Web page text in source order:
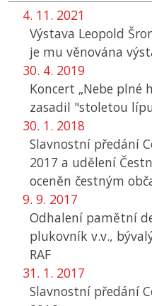
4. 11. 2021
Výstava Leopold
je mu věnována
30. 4. 2019
Koncert „Nebe plné
zasadil "stoletou
30. 1. 2018
Slavnostní předání
2017 a udělení
oceněn čestným
9. 9. 2017
Odhalení pamětní
plukovník v.v.,
RAF
31. 1. 2017
Slavnostní předání